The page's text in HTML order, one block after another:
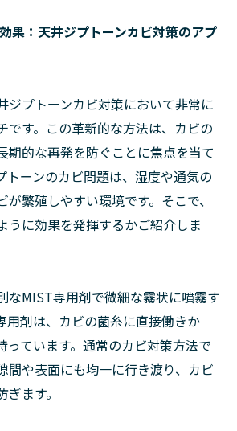
果：天井ジプトーンカビ対策のアプ
ジプトーンカビ対策において非常に
です。この革新的な方法は、カビの
期的な再発を防ぐことに焦点を当て
トーンのカビ問題は、湿度や通気の
繁殖しやすい環境です。そこで、
うに効果を発揮するかご紹介しま
なMIST専用剤で微細な霧状に噴霧す
用剤は、カビの菌糸に直接働きか
っています。通常のカビ対策方法で
間や表面にも均一に行き渡り、カビ
ます。